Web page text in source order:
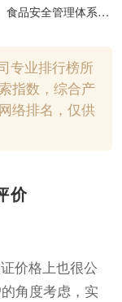
食品安全管理体系、
安全管理体系、能
；有机产品认证咨
技术转让及技术服
专业排行榜所
指数，综合产
络排名，仅供
价
价格上也很公
角度考虑，实